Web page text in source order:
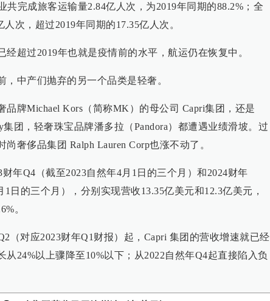
共完成旅客运输量2.84亿人次，为2019年同期的88.2%；全
次，超过2019年同期的17.35亿人次。
经超过2019年也就是疫情前的水平，航运仍在恢复中。
，中产们抛弃的另一个品类是轻奢。
品牌Michael Kors（简称MK）的母公司 Capri集团，还是
集团，轻奢珠宝品牌潘多拉（Pandora）都遭遇业绩滑坡。过
奢侈品集团 Ralph Lauren Corp也涨不动了。
财年Q4（截至2023自然年4月1日的三个月）和2024财年
1日的三个月），分别实现营收13.35亿美元和12.3亿美元，
。
（对应2023财年Q1财报）起，Capri 集团的营收增速就已经
从24%以上骤降至10%以下；从2022自然年Q4起直接陷入负